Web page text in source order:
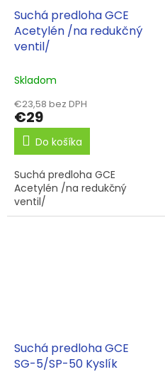
Suchá predloha GCE
Acetylén /na redukčný
ventil/
Skladom
€23,58 bez DPH
€29
Do košíka
Suchá predloha GCE
Acetylén /na redukčný
ventil/
Suchá predloha GCE
SG-5/SP-50 Kyslík